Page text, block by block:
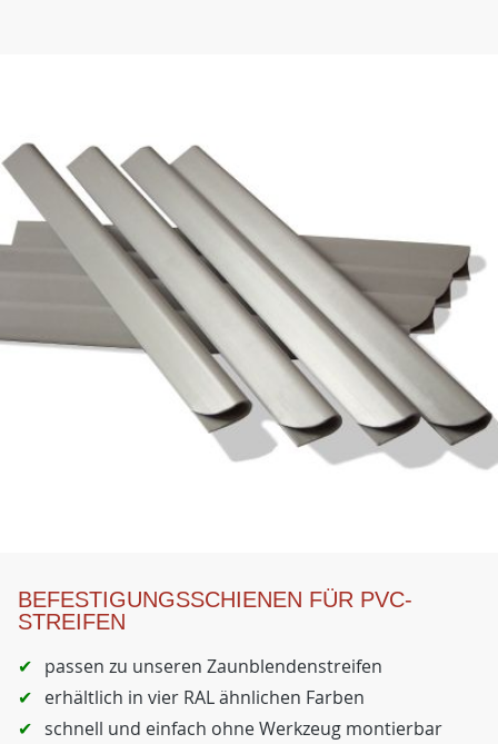
BEFESTIGUNGSSCHIENEN FÜR PVC-
STREIFEN
passen zu unseren Zaunblendenstreifen
erhältlich in vier RAL ähnlichen Farben
schnell und einfach ohne Werkzeug montierbar